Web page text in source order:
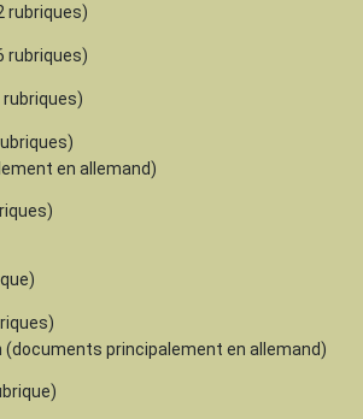
rubriques)
rubriques)
en allemand)
(documents principalement en allemand)